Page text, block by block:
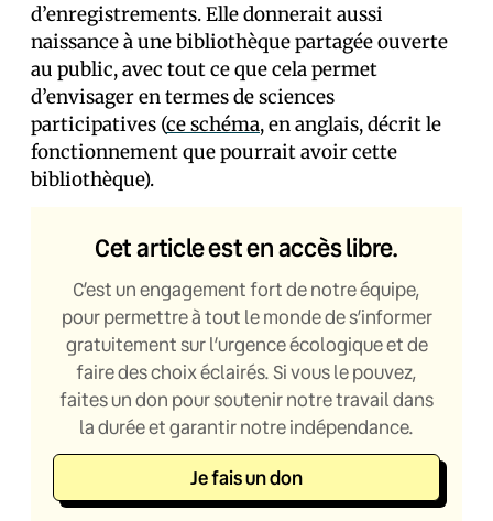
d’enregistrements. Elle donnerait aussi
naissance à une bibliothèque partagée ouverte
au public, avec tout ce que cela permet
d’envisager en termes de sciences
participatives (ce schéma, en anglais, décrit le
fonctionnement que pourrait avoir cette
bibliothèque).
Cet article est en accès libre.
C’est un engagement fort de notre équipe,
pour permettre à tout le monde de s’informer
gratuitement sur l’urgence écologique et de
faire des choix éclairés. Si vous le pouvez,
faites un don pour soutenir notre travail dans
la durée et garantir notre indépendance.
Je fais un don